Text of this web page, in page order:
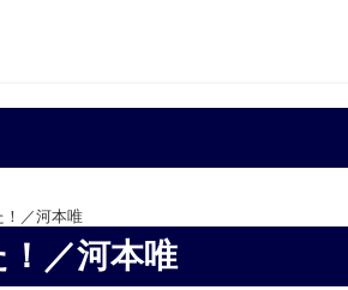
／河本唯
！／河本唯